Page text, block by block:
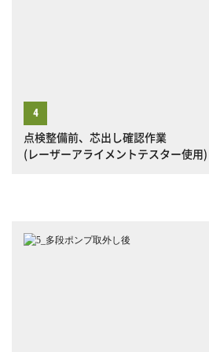
点検整備前、芯出し確認作業
(レーザーアライメントテスター使用)